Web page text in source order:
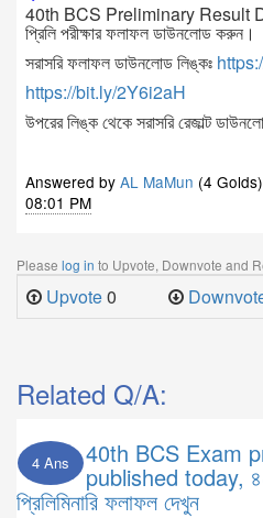
40th BCS Preliminary Result
প্রিলি পরীক্ষার ফলাফল ডাউনলোড করুন।
সরাসরি ফলাফল ডাউনলোড লিঙ্কঃ
https://bit.ly/2Y6i2aH
উপরের লিঙ্ক থেকে সরাসরি রেজাল্ট
Answered by AL MaMun (4 Golds)
08:01 PM
Please log in to Upvote, Downvote and
Upvote0
Related Q/A:
4 Ans 40th BCS Exam
published today, ৪০
প্রিলিমিনারি ফলাফল দেখুন